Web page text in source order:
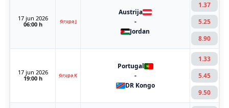
17 jun 2026
06:00 h
Grupa J
Austrija
-
Jordan
1.37
5.25
8.90
17 jun 2026
19:00 h
Grupa K
Portugal
-
DR Kongo
1.33
5.45
9.50